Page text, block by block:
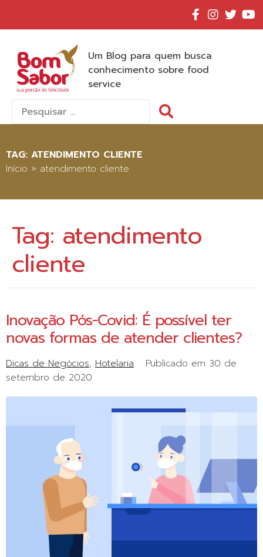
Um Blog para quem busca
conhecimento sobre food
service
Pesquisar
por:
TAG: ATENDIMENTO CLIENTE
Início » atendimento cliente
Tag: atendimento
cliente
Inovação Pós-Covid: É possível ter
novas formas de atender clientes?
Dicas de Negócios Hotelaria Publicado em 30 de
setembro de 2020